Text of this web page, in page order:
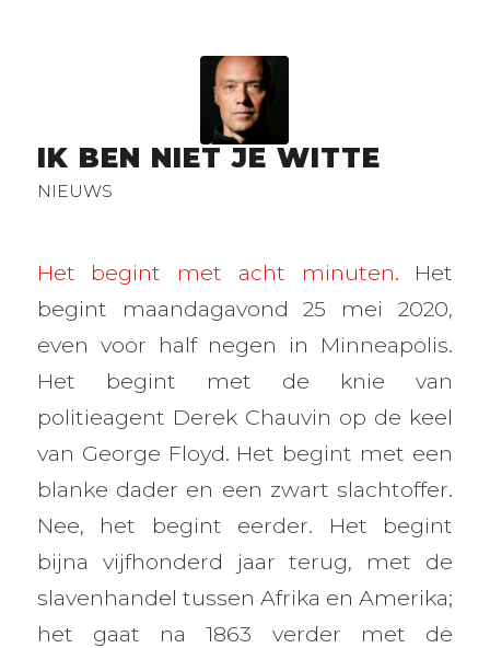
IK BEN NIET JE WITTE
NIEUWS
Het begint met acht minuten. Het
begint maandagavond 25 mei 2020,
even voor half negen in Minneapolis.
Het begint met de knie van
politieagent Derek Chauvin op de keel
van George Floyd. Het begint met een
blanke dader en een zwart slachtoffer.
Nee, het begint eerder. Het begint
bijna vijfhonderd jaar terug, met de
slavenhandel tussen Afrika en Amerika;
het gaat na 1863 verder met de